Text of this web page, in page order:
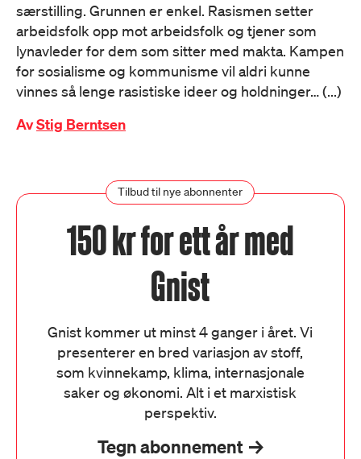
særstilling. Grunnen er enkel. Rasismen setter
arbeidsfolk opp mot arbeidsfolk og tjener som
lynavleder for dem som sitter med makta. Kampen
for sosialisme og kommunisme vil aldri kunne
vinnes så lenge rasistiske ideer og holdninger… (...)
AvStig Berntsen
Tilbud til nye abonnenter
150 kr for ett år med
Gnist
Gnist kommer ut minst 4 ganger i året. Vi
presenterer en bred variasjon av stoff,
som kvinnekamp, klima, internasjonale
saker og økonomi. Alt i et marxistisk
perspektiv.
Tegn abonnement